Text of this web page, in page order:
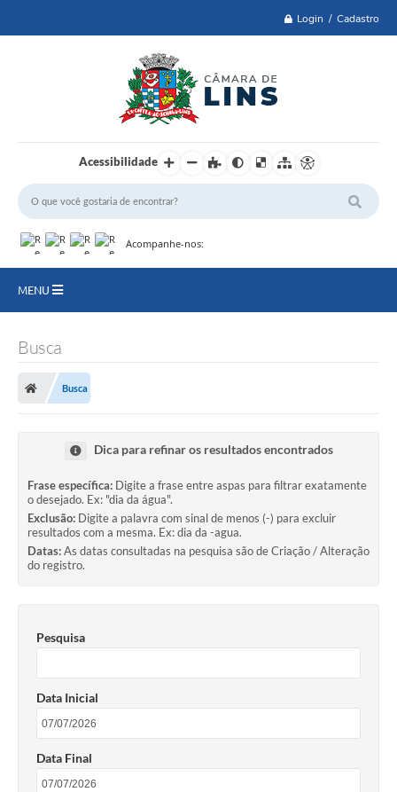
Login / Cadastro
Acessibilidade
Acompanhe-nos:
MENU
A Nossa Cidade
LEGISLAÇÃO
OUVIDORIA
NOTÍCIAS
DIÁRIO OFICIAL
CONTATO
ELEIÇÕES INDIRETAS | DOCUMENTOS
Próxima Sessão
Relatório de Viagens
Estrutura Administrativa
Busca
Busca
Dica para refinar os resultados encontrados
Frase específica: Digite a frase entre aspas para filtrar exatamente
o desejado. Ex: "dia da água".
Exclusão: Digite a palavra com sinal de menos (-) para excluir
resultados com a mesma. Ex: dia da -agua.
Datas:As datas consultadas na pesquisa são de Criação / Alteração
do registro.
Pesquisa
Data Inicial
Data Final